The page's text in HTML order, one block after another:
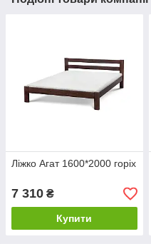
Ліжко Агат 1600*2000 горіх
7 310 ₴
Купити